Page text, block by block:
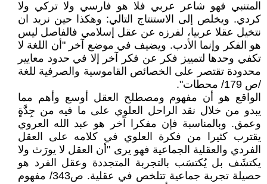
المتنبي فهو شاعر عربي فلا هو فارسي ولا تركي ولا
كردي. ويخلص إلى الاستنتاج التالي: وهكذا حين نريد ان
نتخيل عقلا عربيا، لفرزه عن عقل إسلامي فالفاصل ليس
هو الفكر وإنما الأدب. ويضيف في موضع آخر "أن اللغة لا
تكفي وحدها لتمييز فكر عن فكر آخر إلا في حدود معايير
محدودة تقتصر على الخصائص القاموسية والصرفية للغة
/ص 179/ محطات".
الواقع هو أن مفهوم ومصطلح العقل أوسع وأهم مما
يبدو من خلال نقد الراحل العلوي على ما فيه من جِدَّةٍ
وعمق. وبالمناسبة فإن مفكرا آخر هو عبد الله العروي
يقترب كثيرا من فكرة العلوي في كلامه على العقل
الفردي والعقلية الجماعية فهو يرى "أن العقل لا يورَث ولا
يكتشَف بل يُكتسَب بالتجربة المتجددة وعقل الفرد هو
حصيلة تجربة جماعية تتلخص في عقلية. ص343/ مفهوم